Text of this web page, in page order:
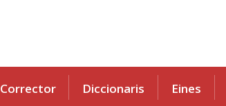
Corrector Diccionaris Eines